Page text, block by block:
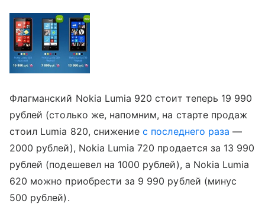
Флагманский Nokia Lumia 920 стоит теперь 19 990
рублей (столько же, напомним, на старте продаж
стоил Lumia 820, снижениес последнего раза —
2000 рублей), Nokia Lumia 720 продается за 13 990
рублей (подешевел на 1000 рублей), а Nokia Lumia
620 можно приобрести за 9 990 рублей (минус
500 рублей).